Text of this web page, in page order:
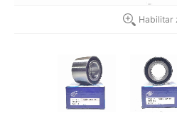
Habilitar